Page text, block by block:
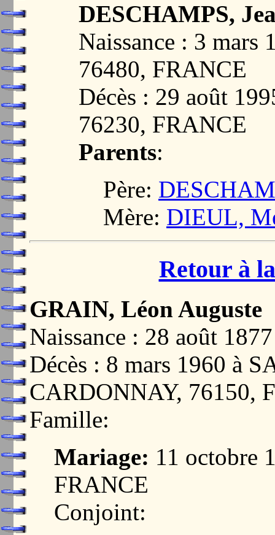
DESCHAMPS,
Naissance : 3
76480, FRANCE
Décès : 29 août
76230, FRANCE
Parents:
Père:
Mère: DIEUL,
Retour à
GRAIN, Léon Auguste
Naissance : 28 août
Décès : 8 mars 1960 à
CARDONNAY, 76150,
Famille:
Mariage: 11 octobre
FRANCE
Conjoint: